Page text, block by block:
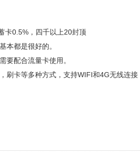
卡0.5%，四千以上20封顶
本都是很好的。
要配合流量卡使用。
刷卡等多种方式，支持WIFI和4G无线连